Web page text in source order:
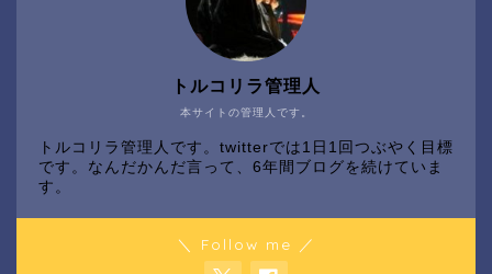
本サイトの管理人です。
トルコリラ管理人
トルコリラ管理人です。twitterでは1日1回つぶやく目標
です。なんだかんだ言って、6年間ブログを続けていま
す。
＼ Follow me ／